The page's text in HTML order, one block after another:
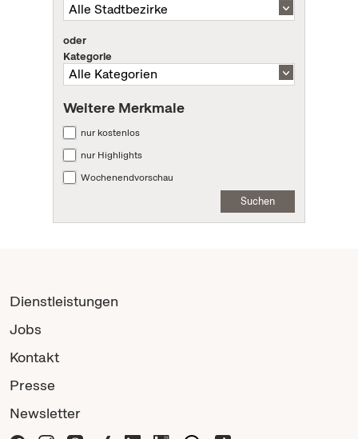
oder
Kategorie
Weitere Merkmale
nur kostenlos
nur Highlights
Wochenendvorschau
Suchen
Dienstleistungen
Jobs
Kontakt
Presse
Newsletter